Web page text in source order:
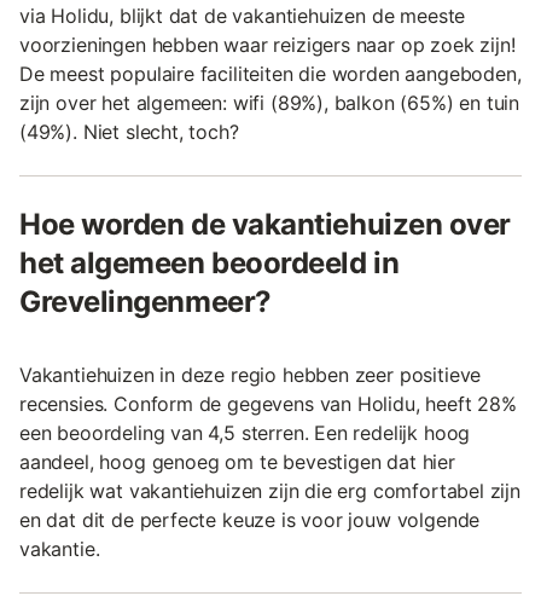
via Holidu, blijkt dat de vakantiehuizen de meeste
voorzieningen hebben waar reizigers naar op zoek zijn!
De meest populaire faciliteiten die worden aangeboden,
zijn over het algemeen: wifi (89%), balkon (65%) en tuin
(49%). Niet slecht, toch?
Hoe worden de vakantiehuizen over
het algemeen beoordeeld in
Grevelingenmeer?
Vakantiehuizen in deze regio hebben zeer positieve
recensies. Conform de gegevens van Holidu, heeft 28%
een beoordeling van 4,5 sterren. Een redelijk hoog
aandeel, hoog genoeg om te bevestigen dat hier
redelijk wat vakantiehuizen zijn die erg comfortabel zijn
en dat dit de perfecte keuze is voor jouw volgende
vakantie.